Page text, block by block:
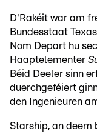
D'Rakéit war am
Bundesstaat
Nom Depart hu
Haaptelementer
Béid Deeler sinn
duerchgeféiert
den Ingenieuren
Starship, an deem